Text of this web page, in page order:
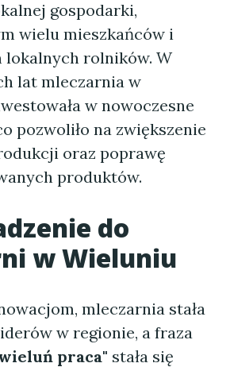
gospodarki,
wielu mieszkańców i
lokalnych rolników. W
lat mleczarnia w
w nowoczesne
pozwoliło na zwiększenie
oraz poprawę
produktów.
do
w Wieluniu
mleczarnia stała
w regionie, a fraza
praca" stała się